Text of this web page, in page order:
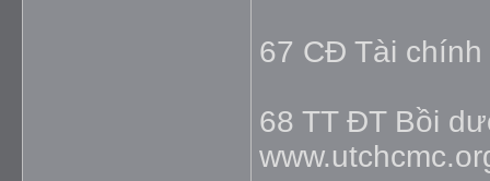
67 CĐ Tài
68 TT ĐT Bồi